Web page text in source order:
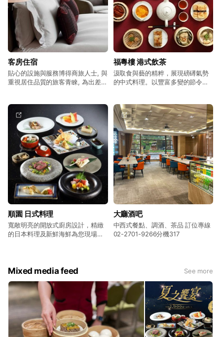
客房住宿
貼心的設施與服務博得商旅人士, 與
重視居住品質的旅客青睞, 為出差旅
福粵樓 港式飲茶
汲取食與藝的精粹，展現磅礡氣勢
的中式料理。以豐富多變的節令食
順園 日式料理
寬敞明亮的開放式廚房設計，精緻
的日本料理及新鮮海鮮為您現場製
大廳酒吧
中西式餐點、調酒、茶品 訂位專線
02-2701-9266分機317
Mixed media feed See more